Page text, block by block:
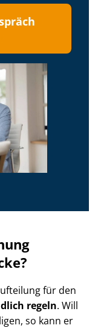
für den
regeln. Will
so kann er